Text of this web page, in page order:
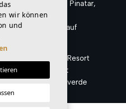
in San Pedro del Pinatar,
Spanien
zum Verkauf
im Santa Rosalía Resort
Verkauf in Finestrat
in Pinar de Campoverde
wir können
und